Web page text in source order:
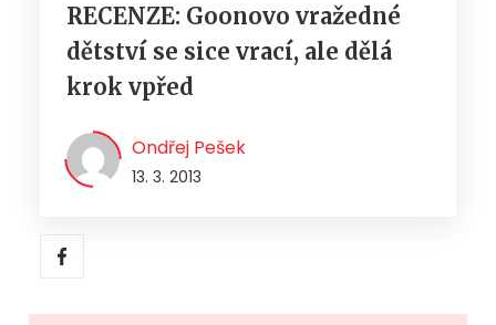
RECENZE: Goonovo vražedné
dětství se sice vrací, ale dělá
krok vpřed
Ondřej Pešek
13. 3. 2013